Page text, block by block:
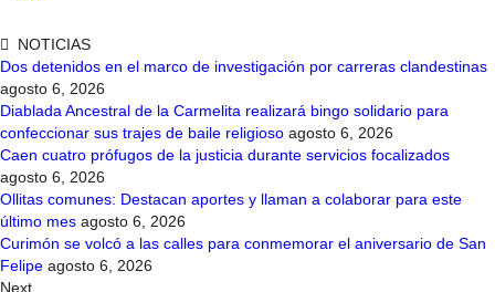
NOTICIAS
Dos detenidos en el marco de investigación por carreras clandestinas
agosto 6, 2026
Diablada Ancestral de la Carmelita realizará bingo solidario para
confeccionar sus trajes de baile religioso agosto 6, 2026
Caen cuatro prófugos de la justicia durante servicios focalizados
agosto 6, 2026
Ollitas comunes: Destacan aportes y llaman a colaborar para este
último mes agosto 6, 2026
Curimón se volcó a las calles para conmemorar el aniversario de San
Felipe agosto 6, 2026
Next